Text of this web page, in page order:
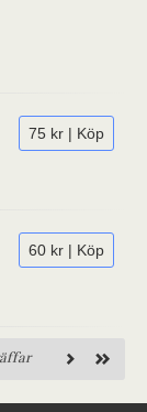
75 kr | Köp
60 kr | Köp